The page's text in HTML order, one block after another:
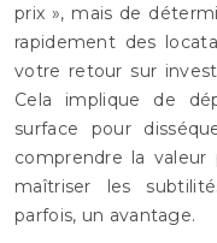
prix », mais de
rapidement des
votre retour sur
Cela implique de
surface pour
comprendre la
maîtriser les
parfois, un avantage.